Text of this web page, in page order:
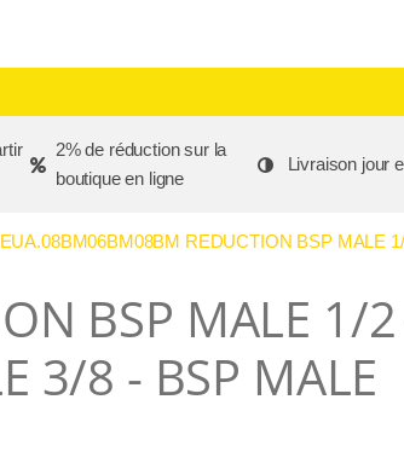
2% de réduction sur la
boutique en ligne
Livraison jour
EUA.08BM06BM08BM REDUCTION BSP MALE
BSP MALE 1/
3/8 - BSP MALE